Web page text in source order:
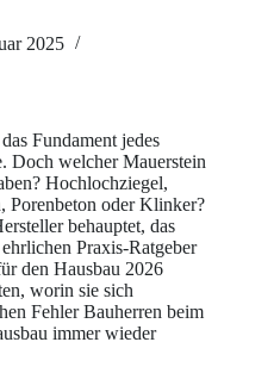
2025
Fundament jedes
Doch welcher Mauerstein
Hochlochziegel,
Porenbeton oder Klinker?
behauptet, das
Praxis-Ratgeber
den Hausbau 2026
worin sie sich
Fehler Bauherren beim
immer wieder